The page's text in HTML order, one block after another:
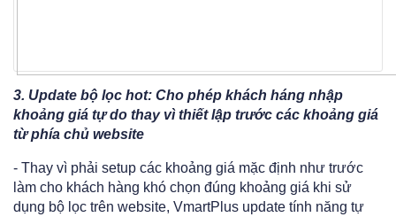
3. Update bộ lọc hot: Cho phép khách háng nhập
khoảng giá tự do thay vì thiết lập trước các khoảng giá
từ phía chủ website
- Thay vì phải setup các khoảng giá mặc định như trước
làm cho khách hàng khó chọn đúng khoảng giá khi sử
dụng bộ lọc trên website, VmartPlus update tính năng tự